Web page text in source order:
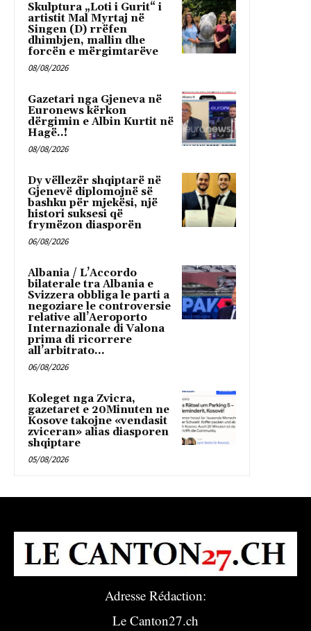
Skulptura „Loti i Gurit“ i
artistit Mal Myrtaj në
Singen (D) rrëfen
dhimbjen, mallin dhe
forcën e mërgimtarëve
08/08/2026
Gazetari nga Gjeneva në
Euronews kërkon
dërgimin e Albin Kurtit në
Hagë..!
08/08/2026
Dy vëllezër shqiptarë në
Gjenevë diplomojnë së
bashku për mjekësi, një
histori suksesi që
frymëzon diasporën
06/08/2026
Albania / L’Accordo
bilaterale tra Albania e
Svizzera obbliga le parti a
negoziare le controversie
relative all’Aeroporto
Internazionale di Valona
prima di ricorrere
all’arbitrato...
06/08/2026
Koleget nga Zvicra,
gazetaret e 20Minuten ne
Kosove takojne «vendasit
zviceran» alias diasporen
shqiptare
05/08/2026
Adresse Rédaction:
Le Canton27.ch